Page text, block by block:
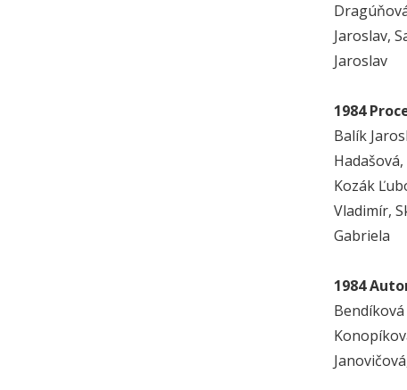
Jaroslav,
Jaroslav
1984
Balík
Kozák
Vladimír,
Gabriela
1984